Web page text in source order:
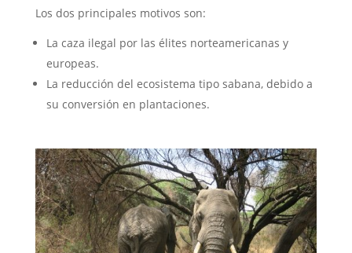
Los dos principales motivos son:
La caza ilegal por las élites norteamericanas y
europeas.
La reducción del ecosistema tipo sabana, debido a
su conversión en plantaciones.